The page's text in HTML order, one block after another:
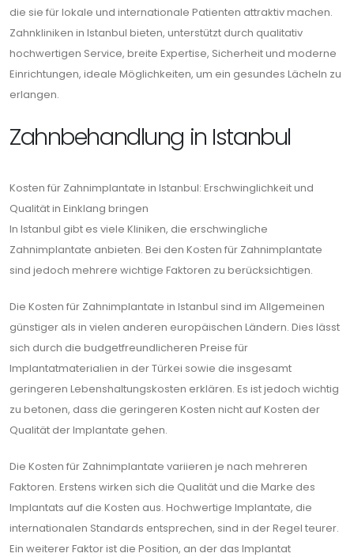
die sie für lokale und internationale Patienten attraktiv machen.
Zahnkliniken in Istanbul bieten, unterstützt durch qualitativ
hochwertigen Service, breite Expertise, Sicherheit und moderne
Einrichtungen, ideale Möglichkeiten, um ein gesundes Lächeln zu
erlangen.
Zahnbehandlung in Istanbul
Kosten für Zahnimplantate in Istanbul: Erschwinglichkeit und
Qualität in Einklang bringen
In Istanbul gibt es viele Kliniken, die erschwingliche
Zahnimplantate anbieten. Bei den Kosten für Zahnimplantate
sind jedoch mehrere wichtige Faktoren zu berücksichtigen.
Die Kosten für Zahnimplantate in Istanbul sind im Allgemeinen
günstiger als in vielen anderen europäischen Ländern. Dies lässt
sich durch die budgetfreundlicheren Preise für
Implantatmaterialien in der Türkei sowie die insgesamt
geringeren Lebenshaltungskosten erklären. Es ist jedoch wichtig
zu betonen, dass die geringeren Kosten nicht auf Kosten der
Qualität der Implantate gehen.
Die Kosten für Zahnimplantate variieren je nach mehreren
Faktoren. Erstens wirken sich die Qualität und die Marke des
Implantats auf die Kosten aus. Hochwertige Implantate, die
internationalen Standards entsprechen, sind in der Regel teurer.
Ein weiterer Faktor ist die Position, an der das Implantat